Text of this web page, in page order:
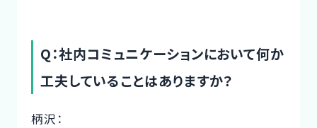
Q：社内コミュニケーションにおいて何か
工夫していることはありますか？
柄沢：